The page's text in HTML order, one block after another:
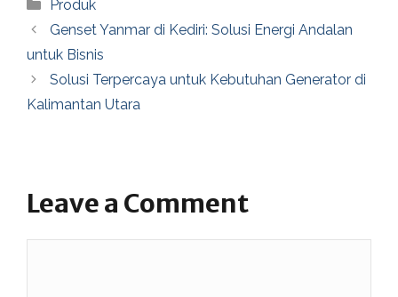
Produk
Genset Yanmar di Kediri: Solusi Energi Andalan
untuk Bisnis
Solusi Terpercaya untuk Kebutuhan Generator di
Kalimantan Utara
Leave a Comment